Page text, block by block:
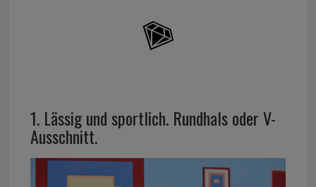
1. Lässig und sportlich. Rundhals oder V-
Ausschnitt.